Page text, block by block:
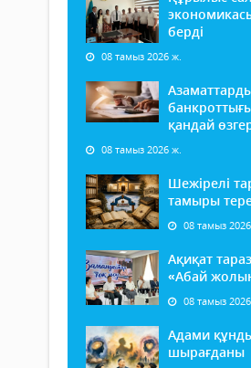
берді
08 тамыз 2026 ж.
қандай
08 тамыз 2026 ж.
Шежірелі
тамыры
08 тамыз
Ақиқат
«Абай
08 тамыз
Адами
шырағданы